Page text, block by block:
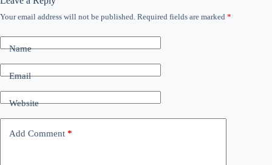
Your email address will not be published. Required fields are marked *
Name
Email
Website
Add Comment *